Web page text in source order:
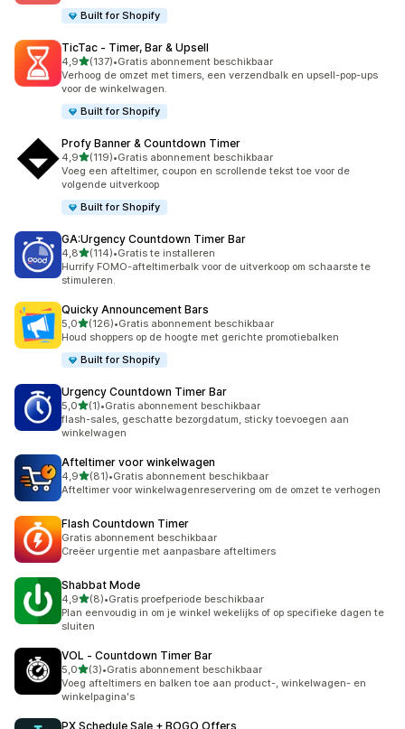
Built for Shopify
TicTac ‑ Timer, Bar & Upsell
4,9van 5 sterren
(137)
137 recensies in totaal
•Gratis abonnement beschikbaar
Verhoog de omzet met timers, een verzendbalk en upsell-pop-ups
voor de winkelwagen.
Built for Shopify
Profy Banner & Countdown Timer
4,9van 5 sterren
(119)
119 recensies in totaal
•Gratis abonnement beschikbaar
Voeg een afteltimer, coupon en scrollende tekst toe voor de
volgende uitverkoop
Built for Shopify
GA:Urgency Countdown Timer Bar
4,8van 5 sterren
(114)
114 recensies in totaal
•Gratis te installeren
Hurrify FOMO-afteltimerbalk voor de uitverkoop om schaarste te
stimuleren.
Quicky Announcement Bars
5,0van 5 sterren
(126)
126 recensies in totaal
•Gratis abonnement beschikbaar
Houd shoppers op de hoogte met gerichte promotiebalken
Built for Shopify
Urgency Countdown Timer Bar
5,0van 5 sterren
(1)
1 recensies in totaal
•Gratis abonnement beschikbaar
flash-sales, geschatte bezorgdatum, sticky toevoegen aan
winkelwagen
Afteltimer voor winkelwagen
4,9van 5 sterren
(81)
81 recensies in totaal
•Gratis abonnement beschikbaar
Afteltimer voor winkelwagenreservering om de omzet te verhogen
Flash Countdown Timer
Gratis abonnement beschikbaar
Creëer urgentie met aanpasbare afteltimers
Shabbat Mode
4,9van 5 sterren
(8)
8 recensies in totaal
•Gratis proefperiode beschikbaar
Plan eenvoudig in om je winkel wekelijks of op specifieke dagen te
sluiten
VOL ‑ Countdown Timer Bar
5,0van 5 sterren
(3)
3 recensies in totaal
•Gratis abonnement beschikbaar
Voeg afteltimers en balken toe aan product-, winkelwagen- en
winkelpagina's
PX Schedule Sale + BOGO Offers